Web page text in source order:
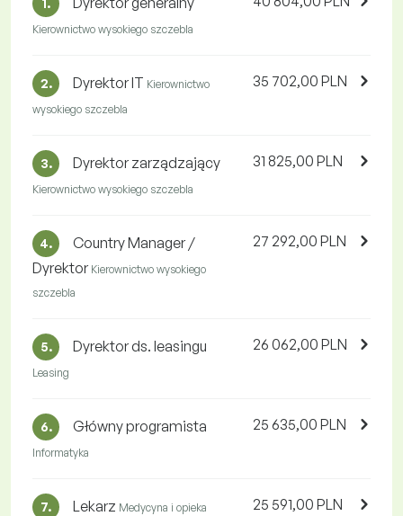
1.
Kierownictwo wysokiego szczebla
2. Dyrektor IT Kierownictwo
wysokiego szczebla
35 702,00 PLN
3. Dyrektor zarządzający
Kierownictwo wysokiego szczebla
31 825,00 PLN
4.
Country Manager /
Dyrektor Kierownictwo wysokiego
szczebla
27 292,00 PLN
5. Dyrektor ds. leasingu
Leasing
26 062,00 PLN
6. Główny programista
Informatyka
25 635,00 PLN
7. Lekarz Medycyna i opieka
25 591,00 PLN